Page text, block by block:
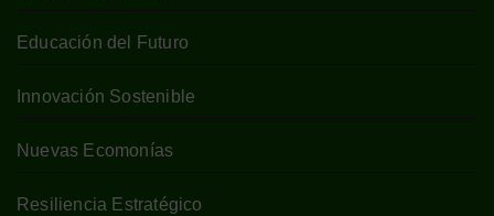
Educación del Futuro
Innovación Sostenible
Nuevas Ecomonías
Resiliencia Estratégico